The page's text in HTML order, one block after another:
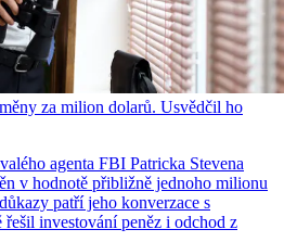
za milion dolarů. Usvědčil ho
agenta FBI Patricka Stevena
v hodnotě přibližně jednoho milionu
patří jeho konverzace s
investování peněz i odchod z